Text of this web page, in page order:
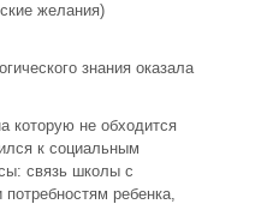
желания)
знания оказала
которую не обходится
к социальным
связь школы с
ребенка,